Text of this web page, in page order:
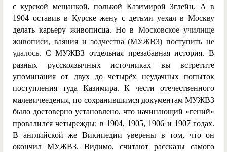
с курской мещанкой, полькой Казимирой Зглейц. А в
1904 оставив в Курске жену с детьми уехал в Москву
делать карьеру живописца. Но в Московское училище
живописи, ваяния и зодчества (МУЖВЗ) поступить не
удалось. С МУЖВЗ отдельная презабавная история. В
разных русскоязычных источниках вы встретите
упоминания от двух до четырёх неудачных попыток
поступления туда Казимира. К чести отечественного
малевичеедения, по сохранившимся документам МУЖВЗ
было достоверно установлено, что начинающий «гений»
провалился четырежды: в 1904, 1905, 1906 и 1907 годах.
В английской же Википедии уверены в том, что он
окончил МУЖВЗ. Видимо, считают рассказы самого